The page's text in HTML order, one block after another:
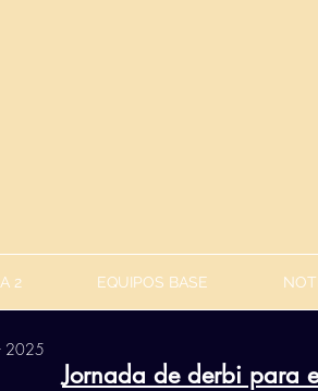
2 EQUIPOS BASE
2025
Jornada de derbi para